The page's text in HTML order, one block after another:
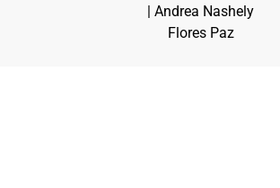
| Andrea Nashely
Flores Paz